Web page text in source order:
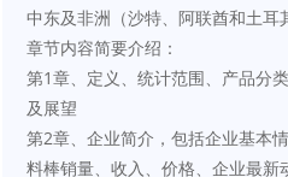
中东及非洲（沙特、阿联酋和土耳
章节内容简要介绍：
第1章、定义、统计范围、产品分
及展望
第2章、企业简介，包括企业基本
料棒销量、收入、价格、企业最新